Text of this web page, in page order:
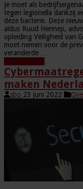
Je moet als
tegen legionella dankzij
deze bacterie. Deze
aldus Ruud Hennep,
opleiding Veiligheid van
moet nemen voor de
veranderde …
maken
sbo 23 juni 2022